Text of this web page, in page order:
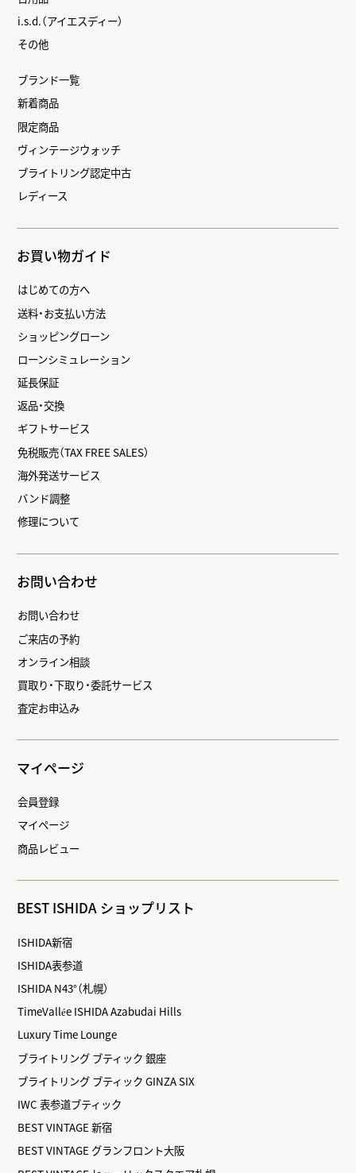
i.s.d.（アイエスディー）
その他
ブランド一覧
新着商品
限定商品
ヴィンテージウォッチ
ブライトリング認定中古
レディース
お買い物ガイド
はじめての方へ
送料・お支払い方法
ショッピングローン
ローンシミュレーション
延長保証
返品・交換
ギフトサービス
免税販売（TAX FREE SALES）
海外発送サービス
バンド調整
修理について
お問い合わせ
お問い合わせ
ご来店の予約
オンライン相談
買取り・下取り・委託サービス
査定お申込み
マイページ
会員登録
マイページ
商品レビュー
BEST ISHIDA ショップリスト
ISHIDA新宿
ISHIDA表参道
ISHIDA N43°（札幌）
TimeVallée ISHIDA Azabudai Hills
Luxury Time Lounge
ブライトリング ブティック 銀座
ブライトリング ブティック GINZA SIX
IWC 表参道ブティック
BEST VINTAGE 新宿
BEST VINTAGE グランフロント大阪